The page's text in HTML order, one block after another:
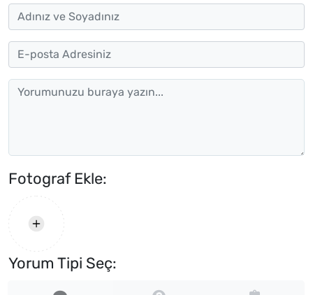
Fotograf Ekle:
Yorum Tipi Seç: